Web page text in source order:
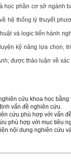
phần cơ sở ngành
hệ thống lý thuyết
và logic tiến hành
kỹ năng lựa chọn,
được thảo luận về
cứu khoa học bằng
vấn đề nghiên cứu.
cứu phù hợp với vấn
phù hợp với mục tiêu
nội dung nghiên cứu